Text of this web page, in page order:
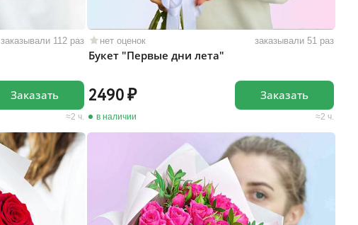
заказывали 112 раз
2 ч.
Заказать
нет оценок заказывали 51 раз
Букет "Первые дни лета"
2490
в наличии 2 ч.
Заказать